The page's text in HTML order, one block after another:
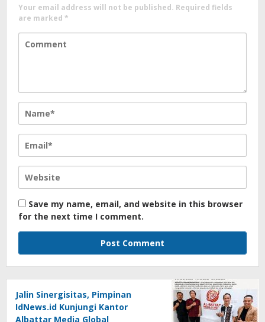
Your email address will not be published. Required fields
are marked *
Save my name, email, and website in this browser
for the next time I comment.
Jalin Sinergisitas, Pimpinan
IdNews.id Kunjungi Kantor
Albattar Media Global